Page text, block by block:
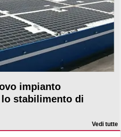
impianto
stabilimento di
Vedi tutte